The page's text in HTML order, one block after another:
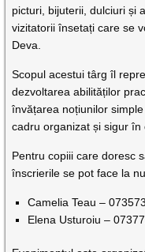
picturi, bijuterii, dulciuri și
vizitatorii însetați care se
Deva.
Scopul acestui târg îl
dezvoltarea abilităților
învățarea noțiunilor
cadru organizat și sigur în
Pentru copiii care doresc
înscrierile se pot face la
Camelia Teau –
Elena Usturoiu –